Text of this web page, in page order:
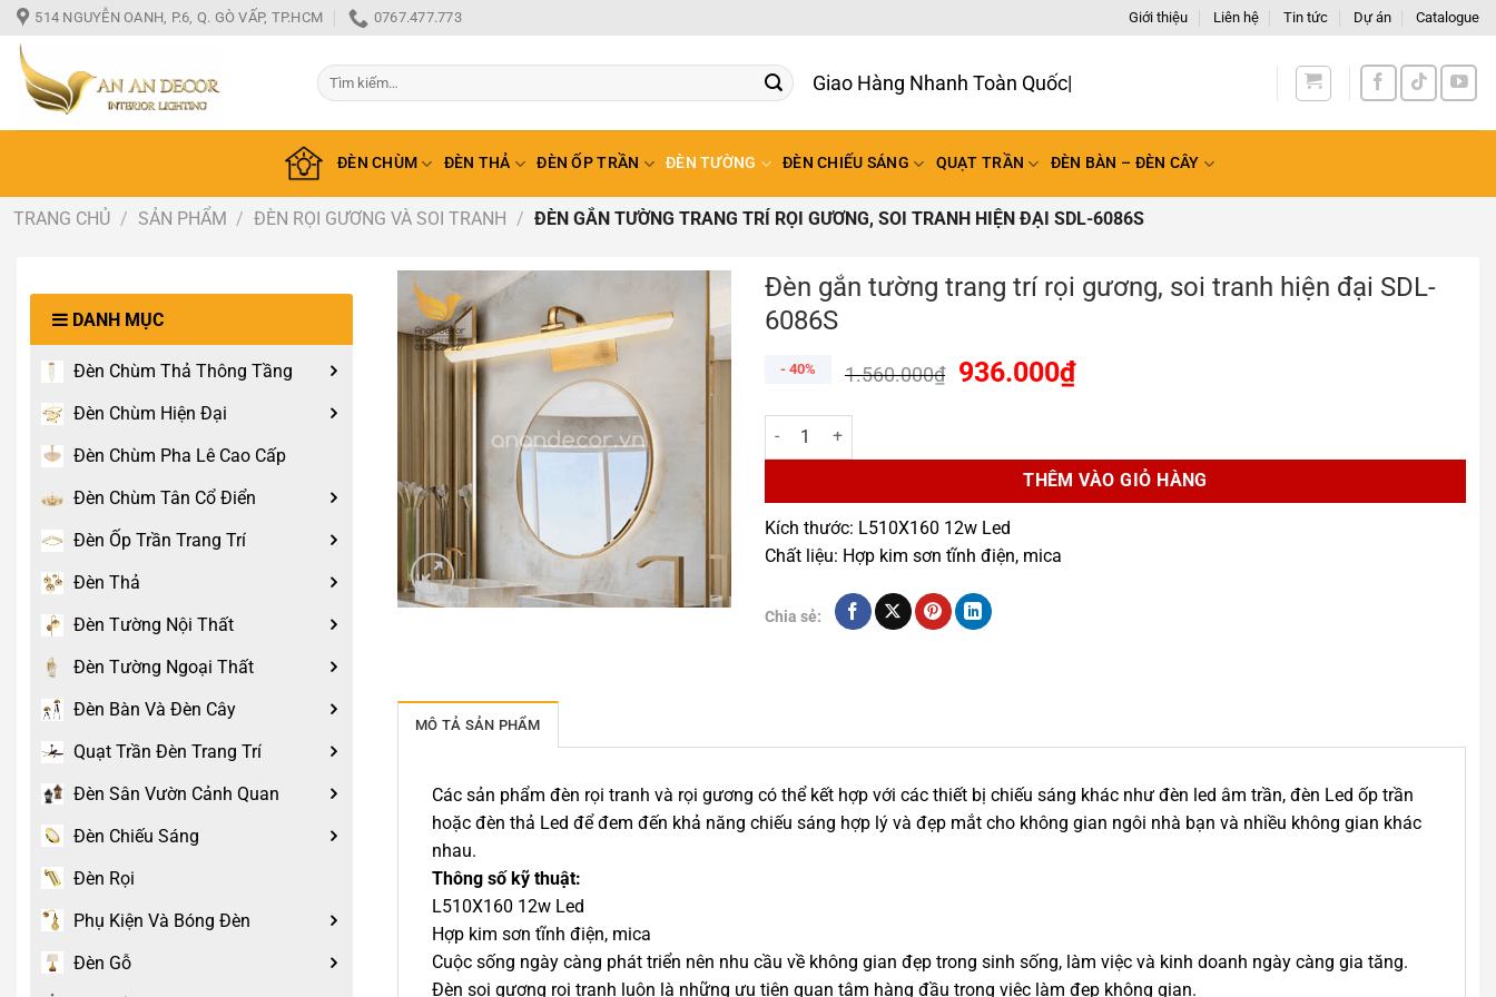
Bỏ
qua
nội
dung
514 NGUYỄN OANH, P.6, Q. GÒ VẤP, TP.HCM 0767.477.773 Giới thiệu Liên hệ Tin tức Dự án Catalogue
Tìm
kiếm:
Giao Hàng Nhanh Toàn Quố
ĐÈN CHÙM ĐÈN THẢ ĐÈN ỐP TRẦN ĐÈN TƯỜNG ĐÈN CHIẾU SÁNG QUẠT TRẦN ĐÈN BÀN – ĐÈN CÂY
TRANG CHỦ / SẢN PHẨM / ĐÈN RỌI GƯƠNG VÀ SOI TRANH / ĐÈN GẮN TƯỜNG TRANG TRÍ RỌI GƯƠNG, SOI TRANH HIỆN ĐẠI SDL-6086S
DANH MỤC
Đèn Chùm Thả Thông Tầng
Đèn Chùm Hiện Đại
Đèn Chùm Pha Lê Cao Cấp
Đèn Chùm Tân Cổ Điển
Đèn Ốp Trần Trang Trí
Đèn Thả
Đèn Tường Nội Thất
Đèn Tường Ngoại Thất
Đèn Bàn Và Đèn Cây
Quạt Trần Đèn Trang Trí
Đèn Sân Vườn Cảnh Quan
Đèn Chiếu Sáng
Đèn Rọi
Phụ Kiện Và Bóng Đèn
Đèn Gỗ
Đèn gắn tường trang trí rọi gương, soi tranh hiện đại SDL-
6086S
- 40% 1.560.000₫ 936.000₫
Đèn gắn tường trang trí rọi gương, soi tranh hiện đại SDL-6086S số lượng
THÊM VÀO GIỎ HÀNG
Kích thước: L510X160 12w Led
Chất liệu: Hợp kim sơn tĩnh điện, mica
Chia sẻ:
MÔ TẢ SẢN PHẨM
Các sản phẩm đèn rọi tranh và rọi gương có thể kết hợp với các thiết bị chiếu sáng khác như đèn led âm trần, đèn Led ốp trần
hoặc đèn thả Led để đem đến khả năng chiếu sáng hợp lý và đẹp mắt cho không gian ngôi nhà bạn và nhiều không gian khác
nhau.
Thông số kỹ thuật:
L510X160 12w Led
Hợp kim sơn tĩnh điện, mica
Cuộc sống ngày càng phát triển nên nhu cầu về không gian đẹp trong sinh sống, làm việc và kinh doanh ngày càng gia tăng.
Đèn soi gương rọi tranh luôn là những ưu tiên quan tâm hàng đầu trong việc làm đẹp không gian.